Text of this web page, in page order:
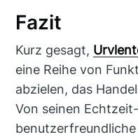
Fazit
Kurz gesagt,
eine Reihe von
abzielen, das
Von seinen